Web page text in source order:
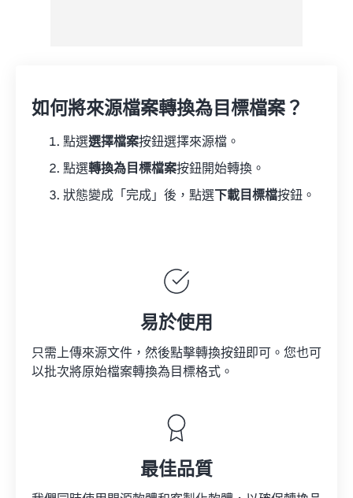
如何將來源檔案轉換為目標檔案？
點選選擇檔案按鈕選擇來源檔。
點選轉換為目標檔案按鈕開始轉換。
狀態變成「完成」後，點選 下載目標檔按鈕。
易於使用
只需上傳來源文件，然後點擊轉換按鈕即可。您也可
以批次將原始檔案轉換為目標格式。
最佳品質